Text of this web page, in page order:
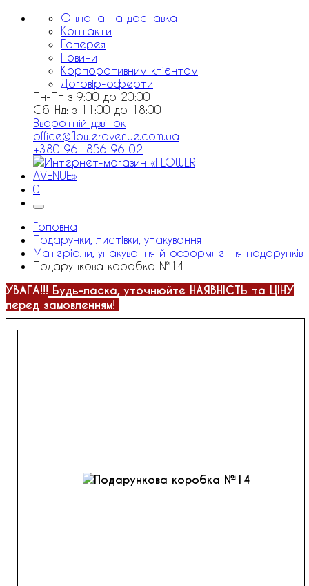
Оплата та доставка
Контакти
Галерея
Новини
Корпоративним клієнтам
Договір-оферти
Пн-Пт з 9:00 до 20:00
Сб-Нд: з 11:00 до 18:00
Зворотній дзвінок
office@floweravenue.com.ua
+380 96 856 96 02
0
Головна
Подарунки, листівки, упакування
Матеріали, упакування й оформлення подарунків
Подарункова коробка №14
УВАГА!!! Будь-ласка, уточнюйте НАЯВНІСТЬ та ЦІНУ
перед замовленням!